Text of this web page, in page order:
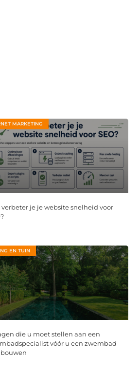
MARKETING
verbeter je je website snelheid voor
EN TUIN
die u moet stellen aan een
vóór u een zwembad